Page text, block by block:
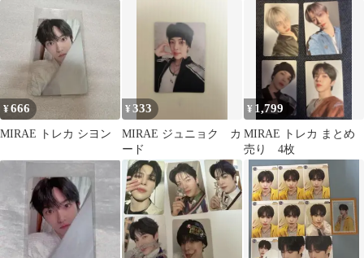
¥666
MIRAE トレカ シヨン
¥333
MIRAE ジュニョク カ
ード
¥ 1,799
MIRAE トレカ まとめ
売り 4枚